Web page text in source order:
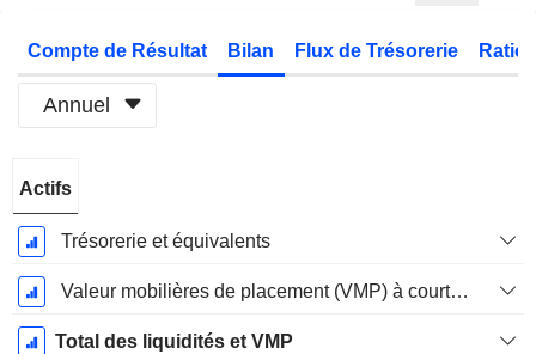
Compte de Résultat Bilan Flux de Trésorerie
Annuel
Fiscale:
Décembre
Actifs
Trésorerie et équivalents
Valeur mobilières de placement (VMP) à court terme
Total des liquidités et VMP